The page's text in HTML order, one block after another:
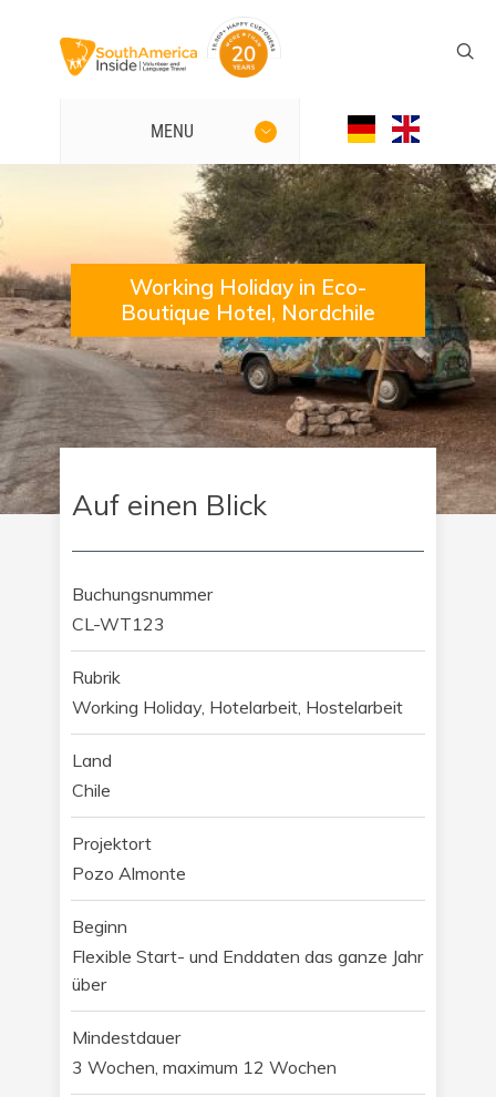
MENU
Working Holiday in Eco-
Boutique Hotel, Nordchile
Auf einen Blick
Buchungsnummer
CL-WT123
Rubrik
Working Holiday, Hotelarbeit, Hostelarbeit
Land
Chile
Projektort
Pozo Almonte
Beginn
Flexible Start- und Enddaten das ganze Jahr
über
Mindestdauer
3 Wochen, maximum 12 Wochen